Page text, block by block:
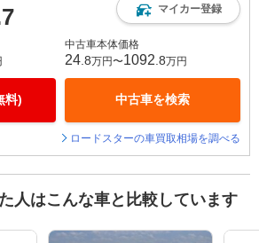
マイカー登録
料)
中古車本体価格
24 .8万円〜1092 .8万円
中古車を検索
ロードスターの車買取相場を調べる
人はこんな車と比較しています